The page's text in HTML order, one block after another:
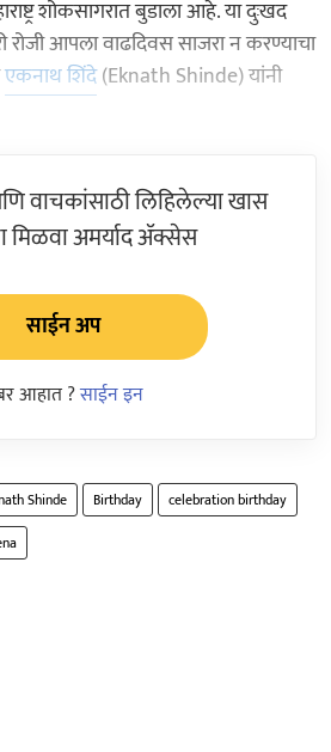
शोकसागरात बुडाला आहे. या दुःखद
रोजी आपला वाढदिवस साजरा न करण्याचा
एकनाथ शिंदे(Eknath Shinde) यांनी
वाचकांसाठी लिहिलेल्या खास
मिळवा अमर्याद ॲक्सेस
साईन अप
आहात ?साईन इन
Shinde Birthday
celebration birthday